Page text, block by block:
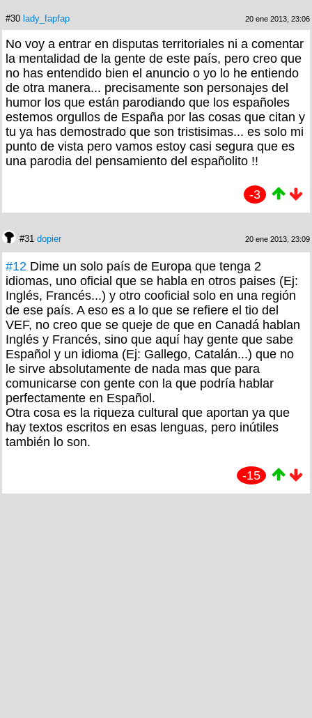
#30 lady_fapfap 20 ene 2013, 23:06
No voy a entrar en disputas territoriales ni a comentar
la mentalidad de la gente de este país, pero creo que
no has entendido bien el anuncio o yo lo he entiendo
de otra manera... precisamente son personajes del
humor los que están parodiando que los españoles
estemos orgullos de España por las cosas que citan y
tu ya has demostrado que son tristisimas... es solo mi
punto de vista pero vamos estoy casi segura que es
una parodia del pensamiento del españolito !!
-3
#31 dopier 20 ene 2013, 23:09
#12 Dime un solo país de Europa que tenga 2
idiomas, uno oficial que se habla en otros paises (Ej:
Inglés, Francés...) y otro cooficial solo en una región
de ese país. A eso es a lo que se refiere el tio del
VEF, no creo que se queje de que en Canadá hablan
Inglés y Francés, sino que aquí hay gente que sabe
Español y un idioma (Ej: Gallego, Catalán...) que no
le sirve absolutamente de nada mas que para
comunicarse con gente con la que podría hablar
perfectamente en Español.
Otra cosa es la riqueza cultural que aportan ya que
hay textos escritos en esas lenguas, pero inútiles
también lo son.
-15